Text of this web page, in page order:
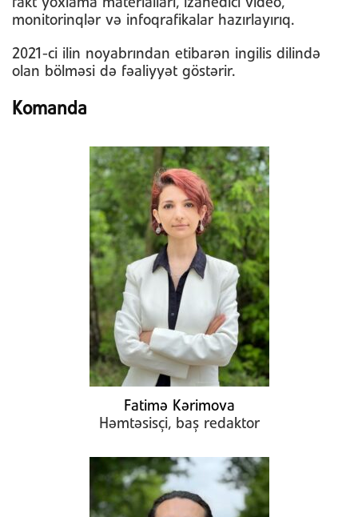
fakt yoxlama materialları, izahedici video,
monitorinqlər və infoqrafikalar hazırlayırıq.
2021-ci ilin noyabrından etibarən ingilis dilində
olan bölməsi də fəaliyyət göstərir.
Komanda
Fatimə Kərimova
Həmtəsisçi, baş redaktor